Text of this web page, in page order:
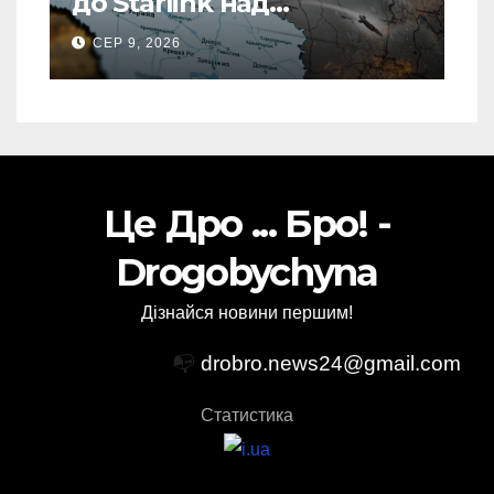
територією Росії: в одній
спеціальній зоні – ЗМІ
СЕР 9, 2026
Це Дро ... Бро! -
Drogobychyna
Дізнайся новини першим!
📭 drobro.news24@gmail.com
Статистика